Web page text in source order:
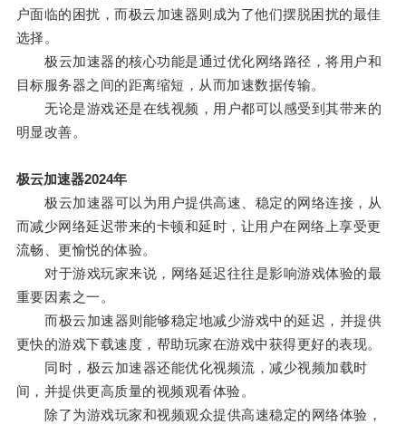
户面临的困扰，而极云加速器则成为了他们摆脱困扰的最佳
选择。
极云加速器的核心功能是通过优化网络路径，将用户和
目标服务器之间的距离缩短，从而加速数据传输。
无论是游戏还是在线视频，用户都可以感受到其带来的
明显改善。
极云加速器2024年
极云加速器可以为用户提供高速、稳定的网络连接，从
而减少网络延迟带来的卡顿和延时，让用户在网络上享受更
流畅、更愉悦的体验。
对于游戏玩家来说，网络延迟往往是影响游戏体验的最
重要因素之一。
而极云加速器则能够稳定地减少游戏中的延迟，并提供
更快的游戏下载速度，帮助玩家在游戏中获得更好的表现。
同时，极云加速器还能优化视频流，减少视频加载时
间，并提供更高质量的视频观看体验。
除了为游戏玩家和视频观众提供高速稳定的网络体验，